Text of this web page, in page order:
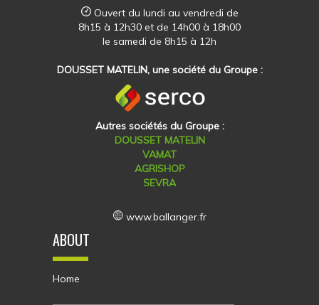
Ouvert du lundi au vendredi de
8h15 à 12h30 et de 14h00 à 18h00
le samedi de 8h15 à 12h
DOUSSET MATELIN, une société du Groupe :
Autres sociétés du Groupe :
DOUSSET MATELIN
VAMAT
AGRISHOP
SEVRA
www.ballanger.fr
ABOUT
Home